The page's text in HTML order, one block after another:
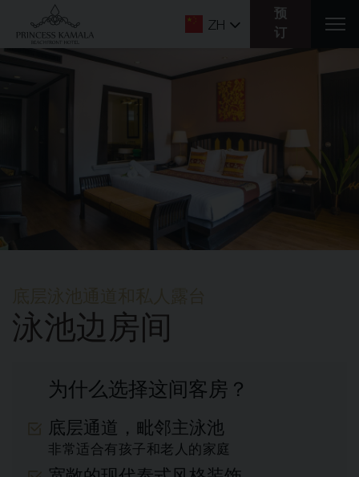
ZH
预
订
为什么选择这间客房？
底层通道，毗邻主泳池
非常适合有孩子和老人的家庭
泳池边房间